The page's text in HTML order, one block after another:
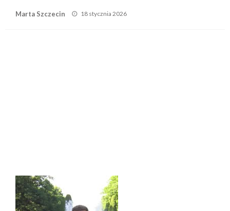
Marta Szczecin
Posted
18 stycznia 2026